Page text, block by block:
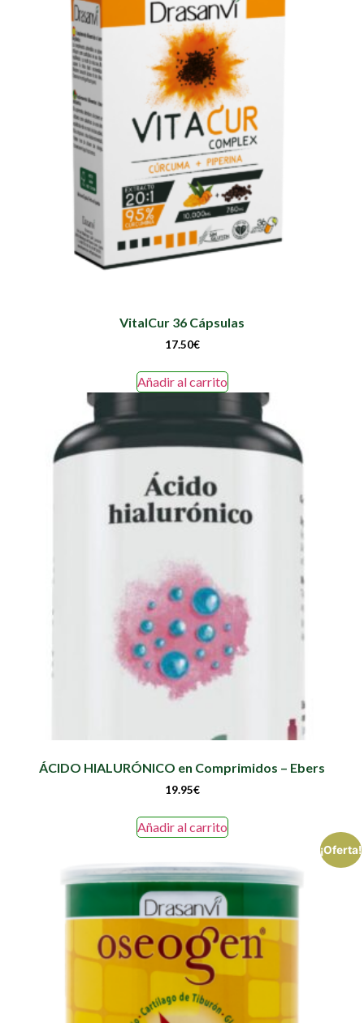
VitalCur 36 Cápsulas
17.50€
Añadir al carrito
ÁCIDO HIALURÓNICO en Comprimidos – Ebers
19.95€
Añadir al carrito
¡Oferta!